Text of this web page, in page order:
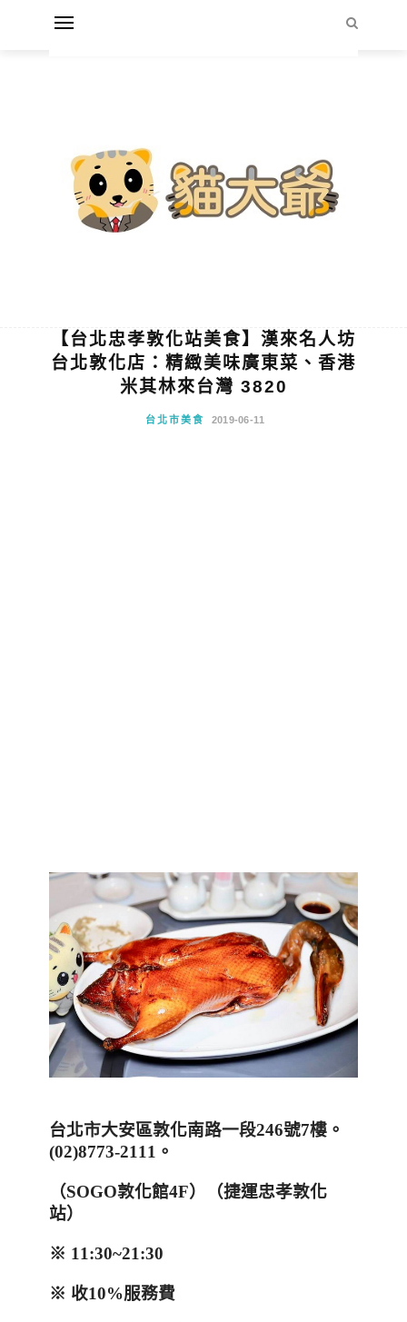
【台北忠孝敦化站美食】漢來名人坊
台北敦化店：精緻美味廣東菜、香港
米其林來台灣 3820
台北市美食 2019-06-11
台北市大安區敦化南路一段246號7樓。
(02)8773-2111 。
（SOGO敦化館4F）（捷運忠孝敦化
站）
※ 11:30~21:30
※ 收10%服務費